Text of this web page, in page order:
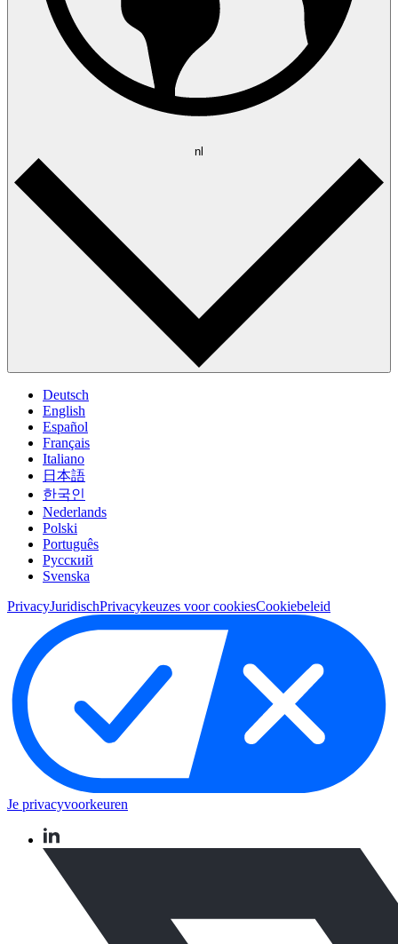
nl
Deutsch
English
Español
Français
Italiano
日本語
한국인
Nederlands
Polski
Português
Pусский
Svenska
PrivacyJuridischPrivacykeuzes voor cookiesCookiebeleid
Je privacyvoorkeuren